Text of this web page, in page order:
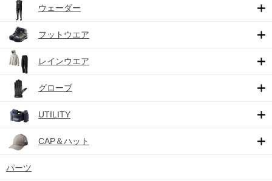
ウェーダー
フットウエア
レインウエア
グローブ
UTILITY
CAP＆ハット
パーツ